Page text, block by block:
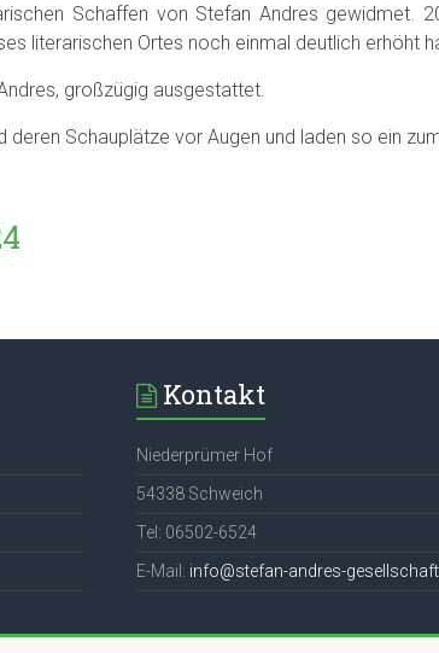
Schaffen von Stefan Andres gewidmet.
literarischen Ortes noch einmal deutlich erhöht
großzügig ausgestattet.
Schauplätze vor Augen und laden so ein
Kontakt
Niederprümer Hof
54338 Schweich
Tel: 06502-6524
E-Mail: info@stefan-andres-